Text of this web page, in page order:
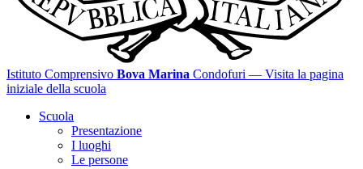
Istituto Comprensivo Bova Marina Condofuri — Visita la pagina
iniziale della scuola
Scuola
Presentazione
I luoghi
Le persone